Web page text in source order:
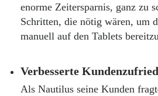
enorme Zeitersparnis, ganz zu
Schritten, die nötig wären, um
manuell auf den Tablets
Verbesserte
Als Nautilus seine Kunden